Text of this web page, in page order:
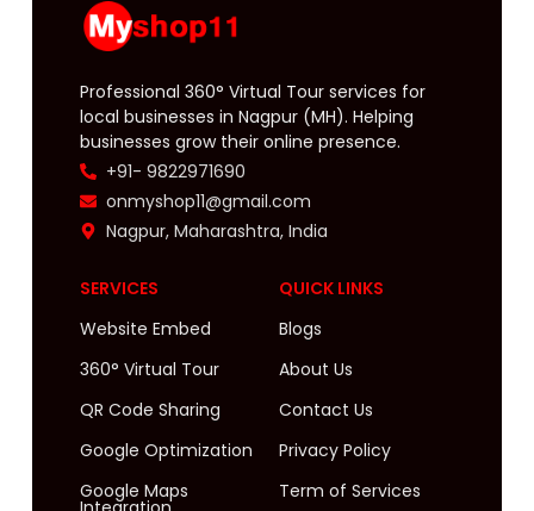
Professional 360° Virtual Tour services for
local businesses in Nagpur (MH). Helping
businesses grow their online presence.
+91- 9822971690
onmyshop11@gmail.com
Nagpur, Maharashtra, India
SERVICES
Website Embed
360° Virtual Tour
QR Code Sharing
Google Optimization
Google Maps
QUICK LINKS
Blogs
About Us
Contact Us
Privacy Policy
Term of Services